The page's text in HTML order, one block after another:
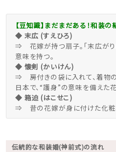
【豆知識】まだまだある！和装
◆ 末広 (すえひろ)
⇒ 花嫁が持つ扇子。「末広がり
意味を持つ。
◆ 懐剣 (かいけん)
⇒ 房付きの袋に入れて、着物の
日本で、“護身”の意味を備えた
◆ 箱迫 (はこせこ)
⇒ 昔の花嫁が身に付けた化粧
伝統的な和装婚(神前式)の流れ